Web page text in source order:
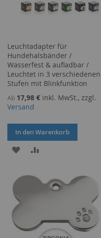
Leuchtadapter für
Hundehalsbänder /
Wasserfest & aufladbar /
Leuchtet in 3 verschiedenen
Stufen mit Blinkfunktion
Ab 17,98 € inkl. MwSt., zzgl.
Versand
In den Warenkorb
ZUR
HINZUFÜGEN
HINZUFÜGEN